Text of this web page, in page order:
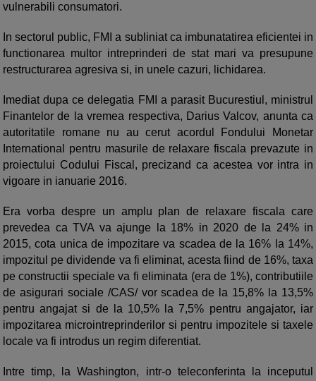
vulnerabili consumatori.
In sectorul public, FMI a subliniat ca imbunatatirea eficientei in
functionarea multor intreprinderi de stat mari va presupune
restructurarea agresiva si, in unele cazuri, lichidarea.
Imediat dupa ce delegatia FMI a parasit Bucurestiul, ministrul
Finantelor de la vremea respectiva, Darius Valcov, anunta ca
autoritatile romane nu au cerut acordul Fondului Monetar
International pentru masurile de relaxare fiscala prevazute in
proiectului Codului Fiscal, precizand ca acestea vor intra in
vigoare in ianuarie 2016.
Era vorba despre un amplu plan de relaxare fiscala care
prevedea ca TVA va ajunge la 18% in 2020 de la 24% in
2015, cota unica de impozitare va scadea de la 16% la 14%,
impozitul pe dividende va fi eliminat, acesta fiind de 16%, taxa
pe constructii speciale va fi eliminata (era de 1%), contributiile
de asigurari sociale /CAS/ vor scadea de la 15,8% la 13,5%
pentru angajat si de la 10,5% la 7,5% pentru angajator, iar
impozitarea microintreprinderilor si pentru impozitele si taxele
locale va fi introdus un regim diferentiat.
Intre timp, la Washington, intr-o teleconferinta la inceputul